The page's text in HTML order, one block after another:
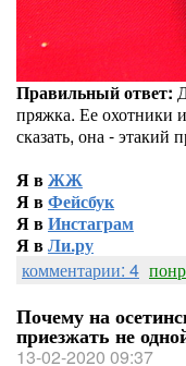
Правильный ответ:
пряжка. Ее
сказать, она - этакий
Я вЖЖ
Я вФейсбук
Я вИнстаграм
Я вЛи.ру
комментарии: 4
Почему на
приезжать не
13-02-2020 09:37